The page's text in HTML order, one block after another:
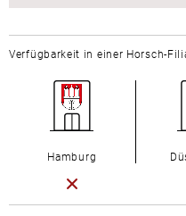
Verfügbarkeit in einer Horsch-
Hamburg